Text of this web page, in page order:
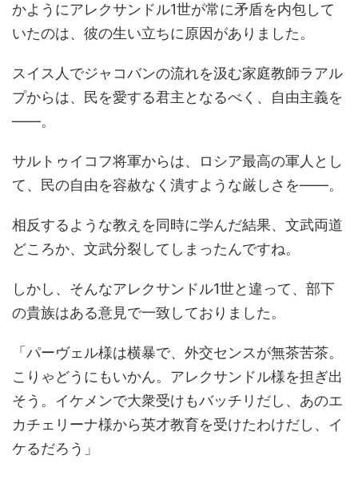
かようにアレクサンドル1世が常に矛盾を内包して
いたのは、彼の生い立ちに原因がありました。
スイス人でジャコバンの流れを汲む家庭教師ラアル
プからは、民を愛する君主となるべく、自由主義を
――。
サルトゥイコフ将軍からは、ロシア最高の軍人とし
て、民の自由を容赦なく潰すような厳しさを――。
相反するような教えを同時に学んだ結果、文武両道
どころか、文武分裂してしまったんですね。
しかし、そんなアレクサンドル1世と違って、部下
の貴族はある意見で一致しておりました。
「パーヴェル様は横暴で、外交センスが無茶苦茶。
こりゃどうにもいかん。アレクサンドル様を担ぎ出
そう。イケメンで大衆受けもバッチリだし、あのエ
カチェリーナ様から英才教育を受けたわけだし、イ
ケるだろう」